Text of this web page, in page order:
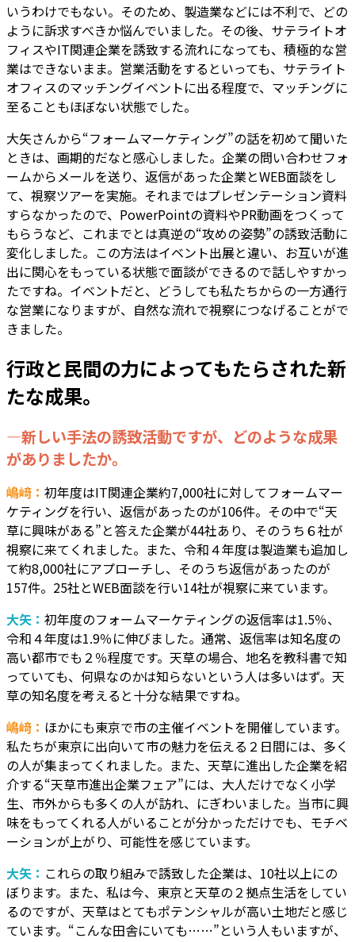
いうわけでもない。そのため、製造業などには不利で、どの
ように訴求すべきか悩んでいました。その後、サテライトオ
フィスやIT関連企業を誘致する流れになっても、積極的な営
業はできないまま。営業活動をするといっても、サテライト
オフィスのマッチングイベントに出る程度で、マッチングに
至ることもほぼない状態でした。
大矢さんから“フォームマーケティング”の話を初めて聞いた
ときは、画期的だなと感心しました。企業の問い合わせフォ
ームからメールを送り、返信があった企業とWEB面談をし
て、視察ツアーを実施。それまではプレゼンテーション資料
すらなかったので、PowerPointの資料やPR動画をつくって
もらうなど、これまでとは真逆の“攻めの姿勢”の誘致活動に
変化しました。この方法はイベント出展と違い、お互いが進
出に関心をもっている状態で面談ができるので話しやすかっ
たですね。イベントだと、どうしても私たちからの一方通行
な営業になりますが、自然な流れで視察につなげることがで
きました。
行政と民間の力によってもたらされた新
たな成果。
―新しい手法の誘致活動ですが、どのような成果
がありましたか。
嶋﨑： 初年度はIT関連企業約7,000社に対してフォームマー
ケティングを行い、返信があったのが106件。その中で“天
草に興味がある”と答えた企業が44社あり、そのうち６社が
視察に来てくれました。また、令和４年度は製造業も追加し
て約8,000社にアプローチし、そのうち返信があったのが
157件。25社とWEB面談を行い14社が視察に来ています。
大矢： 初年度のフォームマーケティングの返信率は1.5％、
令和４年度は1.9％に伸びました。通常、返信率は知名度の
高い都市でも２％程度です。天草の場合、地名を教科書で知
っていても、何県なのかは知らないという人は多いはず。天
草の知名度を考えると十分な結果ですね。
嶋﨑： ほかにも東京で市の主催イベントを開催しています。
私たちが東京に出向いて市の魅力を伝える２日間には、多く
の人が集まってくれました。また、天草に進出した企業を紹
介する“天草市進出企業フェア”には、大人だけでなく小学
生、市外からも多くの人が訪れ、にぎわいました。当市に興
味をもってくれる人がいることが分かっただけでも、モチベ
ーションが上がり、可能性を感じています。
大矢： これらの取り組みで誘致した企業は、10社以上にの
ぼります。また、私は今、東京と天草の２拠点生活をしてい
るのですが、天草はとてもポテンシャルが高い土地だと感じ
ています。“こんな田舎にいても……”という人もいますが、